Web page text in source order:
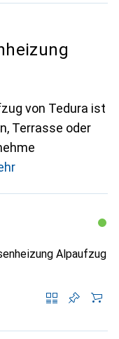
von Tedura ist
Terrasse oder
Alpaufzug